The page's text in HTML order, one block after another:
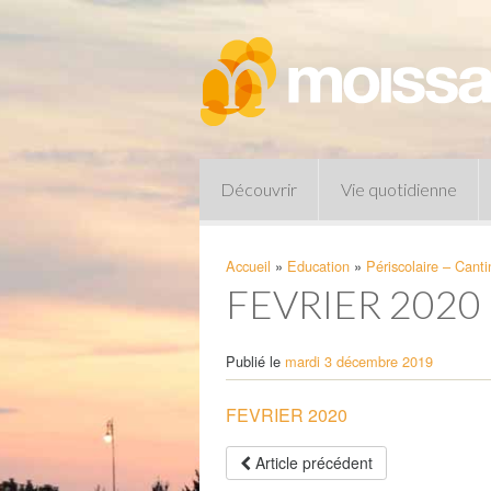
Découvrir Vie quotidienne
Pharmacies de garde
Accueil » Education » Périscolaire –
FEVRIER 2020
Publié le mardi 3 décembre 2019
FEVRIER 2020
Article précédent